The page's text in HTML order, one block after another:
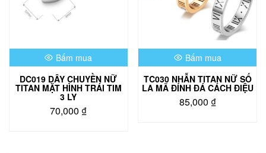
Bấm mua
DC019 DÂY CHUYỀN NỮ
TITAN MẶT HÌNH TRÁI TIM
3 LY
70,000 ₫
Bấm mua
TC030 NHẪN TITAN NỮ SỐ
LA MÃ ĐÍNH ĐÁ CÁCH ĐIỆU
85,000 ₫